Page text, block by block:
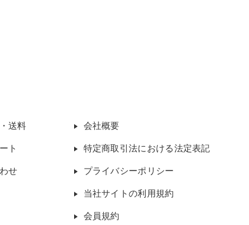
送料
ト
せ
会社概要
特定商取引法における法定表記
プライバシーポリシー
当社サイトの利用規約
会員規約